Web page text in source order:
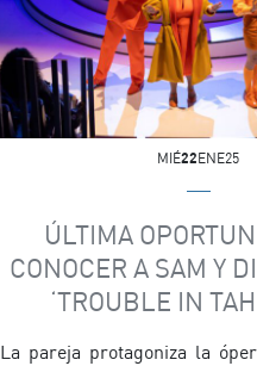
MIÉ22ENE25
ÚLTIMA
CONOCER A SAM Y
‘TROUBLE IN
La pareja protagoniza la